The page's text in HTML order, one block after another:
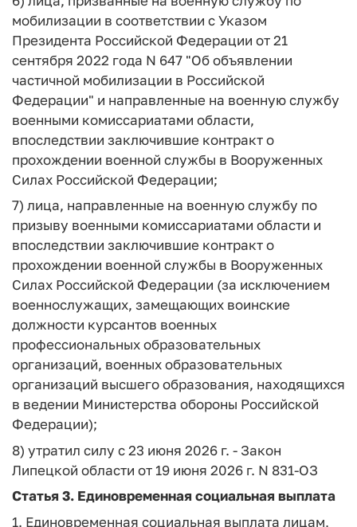
мобилизации в соответствии с Указом
Президента Российской Федерации от 21
сентября 2022 года N 647 "Об объявлении
частичной мобилизации в Российской
Федерации" и направленные на военную службу
военными комиссариатами области,
впоследствии заключившие контракт о
прохождении военной службы в Вооруженных
Силах Российской Федерации;
7) лица, направленные на военную службу по
призыву военными комиссариатами области и
впоследствии заключившие контракт о
прохождении военной службы в Вооруженных
Силах Российской Федерации (за исключением
военнослужащих, замещающих воинские
должности курсантов военных
профессиональных образовательных
организаций, военных образовательных
организаций высшего образования, находящихся
в ведении Министерства обороны Российской
Федерации);
8) утратил силу с 23 июня 2026 г. - Закон
Липецкой области от 19 июня 2026 г. N 831-ОЗ
Статья 3. Единовременная социальная выплата
1. Единовременная социальная выплата лицам,